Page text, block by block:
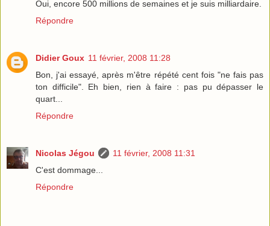
Oui, encore 500 millions de semaines et je suis milliardaire.
Répondre
Didier Goux 11 février, 2008 11:28
Bon, j'ai essayé, après m'être répété cent fois "ne fais pas
ton difficile". Eh bien, rien à faire : pas pu dépasser le
quart...
Répondre
Nicolas Jégou
11 février, 2008 11:31
C'est dommage...
Répondre